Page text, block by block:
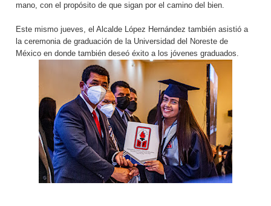
mano, con el propósito de que sigan por el camino del bien.
Este mismo jueves, el Alcalde López Hernández también asistió a
la ceremonia de graduación de la Universidad del Noreste de
México en donde también deseó éxito a los jóvenes graduados.